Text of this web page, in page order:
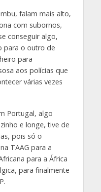
falam mais alto,
com subornos,
conseguir algo,
para o outro de
para
aos polícias que
várias vezes
Portugal, algo
e longe, tive de
pois só o
TAAG para a
para a África
para finalmente